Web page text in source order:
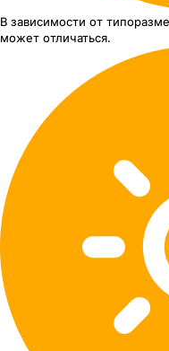
В зависимости от
может отличаться.